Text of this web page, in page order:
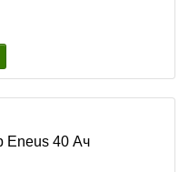
Eneus 40 Ач